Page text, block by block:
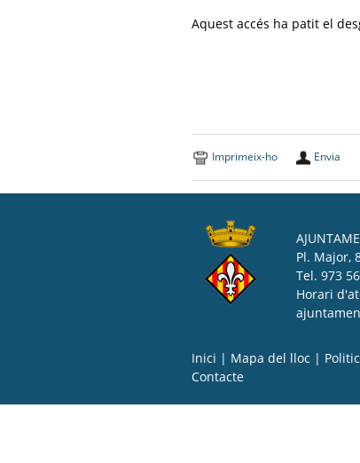
Aquest accés ha patit el
Imprimeix-ho Envia
Pl. Major,
Tel. 973
Horari
Inici | Mapa del lloc |
Contacte